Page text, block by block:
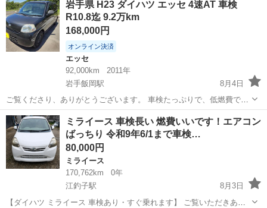
Ｘ スマートキー ベンチシート ＣＶＴ 盗難防止システム ＡＢ
Ｓ ＣＤ 衝突安全...
岩手県 H23 ダイハツ エッセ 4速AT 車検
R10.8迄 9.2万km
168,000円
オンライン決済
エッセ
92,000km
2011年
岩手飯岡駅
8月4日
ご覧くださり、ありがとうございます。 車検たっぷりで、低燃費で小
回りがきき使いやすい。セカンドカー、足車用に！ お車の詳細は、下
記の通りとなります。 お気軽にお問い合わせください。 他サイトにも
出品中のため突然削除するかもし...
岩手 盛岡市 岩手飯岡駅 エッセ
ミライース 車検長い 燃費いいです！エアコン
ばっちり 令和9年6/1まで車検…
80,000円
ミライース
170,762km
0年
江釣子駅
8月3日
【ダイハツ ミライース 車検あり・すぐ乗れます】 ご覧いただきあり